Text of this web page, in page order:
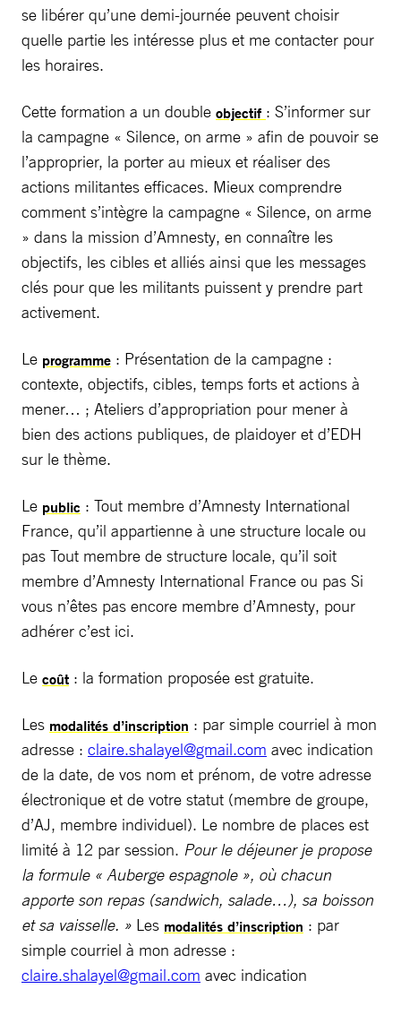
se libérer qu’une demi-journée peuvent choisir
quelle partie les intéresse plus et me contacter pour
les horaires.
Cette formation a un double objectif : S’informer sur
la campagne « Silence, on arme » afin de pouvoir se
l’approprier, la porter au mieux et réaliser des
actions militantes efficaces. Mieux comprendre
comment s’intègre la campagne « Silence, on arme
» dans la mission d’Amnesty, en connaître les
objectifs, les cibles et alliés ainsi que les messages
clés pour que les militants puissent y prendre part
activement.
Le programme : Présentation de la campagne :
contexte, objectifs, cibles, temps forts et actions à
mener… ; Ateliers d’appropriation pour mener à
bien des actions publiques, de plaidoyer et d’EDH
sur le thème.
Le public : Tout membre d’Amnesty International
France, qu’il appartienne à une structure locale ou
pas Tout membre de structure locale, qu’il soit
membre d’Amnesty International France ou pas Si
vous n’êtes pas encore membre d’Amnesty, pour
adhérer c’est ici.
Le coût : la formation proposée est gratuite.
Les modalités d’inscription : par simple courriel à mon
adresse : claire.shalayel@gmail.com avec indication
de la date, de vos nom et prénom, de votre adresse
électronique et de votre statut (membre de groupe,
d’AJ, membre individuel). Le nombre de places est
limité à 12 par session. Pour le déjeuner je propose
la formule « Auberge espagnole », où chacun
apporte son repas (sandwich, salade…), sa boisson
et sa vaisselle. » Les modalités d’inscription : par
simple courriel à mon adresse :
claire.shalayel@gmail.com avec indication